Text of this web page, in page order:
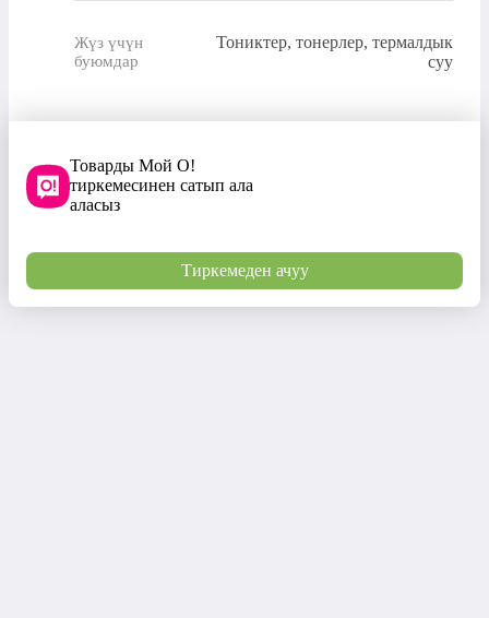
Жүз үчүн
буюмдар
Тониктер, тонерлер, термалдык
суу
Товарды Мой О!
тиркемесинен сатып ала
аласыз
Тиркемеден ачуу